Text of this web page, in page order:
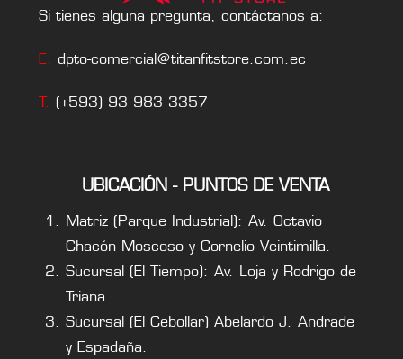
Si tienes alguna pregunta, contáctanos a:
E. dpto-comercial@titanfitstore.com.ec
T. (+593) 93 983 3357
UBICACIÓN - PUNTOS DE VENTA
Matriz (Parque Industrial): Av. Octavio
Chacón Moscoso y Cornelio Veintimilla.
Sucursal (El Tiempo): Av. Loja y Rodrigo de
Triana.
Sucursal (El Cebollar) Abelardo J. Andrade
y Espadaña.